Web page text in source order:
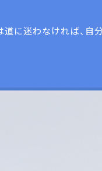
道に迷わなければ、自